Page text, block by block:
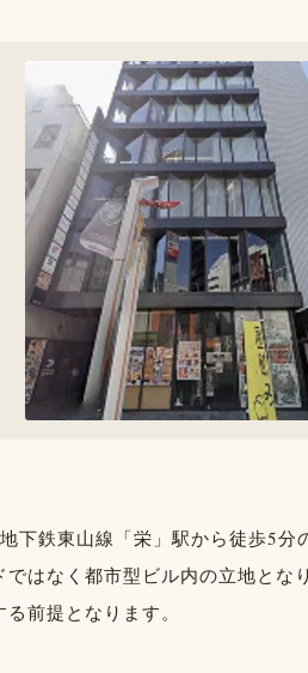
下鉄東山線「栄」駅から徒歩5
はなく都市型ビル内の立地とな
前提となります。